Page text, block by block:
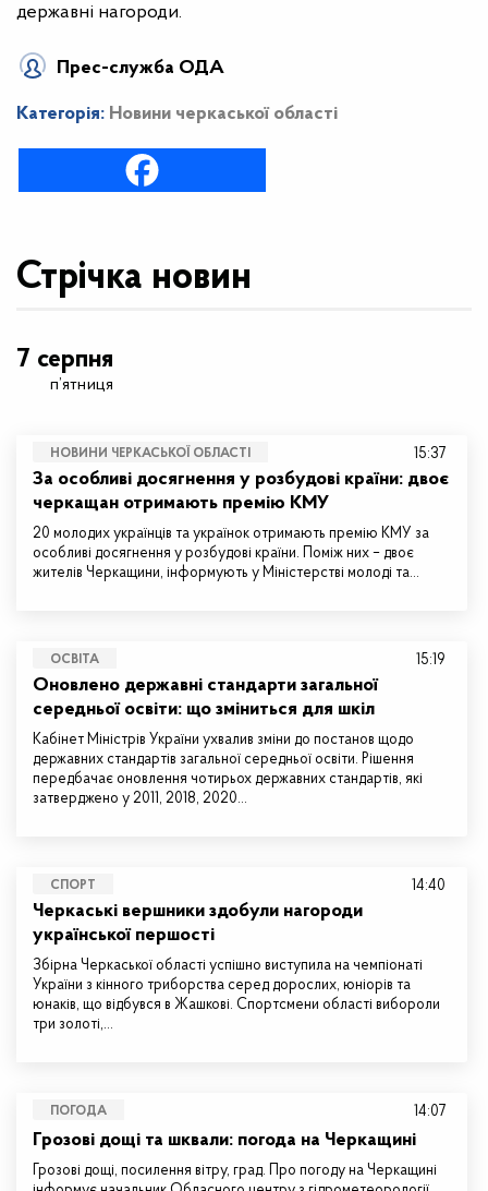
державні нагороди.
Прес-служба ОДА
Категорія: Новини черкаської області
Стрічка новин
7 серпня
п’ятниця
НОВИНИ ЧЕРКАСЬКОЇ ОБЛАСТІ
За особливі досягнення у розбудові країни: двоє
черкащан отримають премію КМУ
20 молодих українців та українок отримають премію КМУ за
особливі досягнення у розбудові країни. Поміж них – двоє
жителів Черкащини, інформують у Міністерстві молоді та…
15:37
ОСВІТА
Оновлено державні стандарти загальної
середньої освіти: що зміниться для шкіл
Кабінет Міністрів України ухвалив зміни до постанов щодо
державних стандартів загальної середньої освіти. Рішення
передбачає оновлення чотирьох державних стандартів, які
затверджено у 2011, 2018, 2020…
15:19
СПОРТ
Черкаські вершники здобули нагороди
української першості
Збірна Черкаської області успішно виступила на чемпіонаті
України з кінного триборства серед дорослих, юніорів та
юнаків, що відбувся в Жашкові. Спортсмени області вибороли
три золоті,…
14:40
ПОГОДА
Грозові дощі та шквали: погода на Черкащині
Грозові дощі, посилення вітру, град. Про погоду на Черкащині
14:07